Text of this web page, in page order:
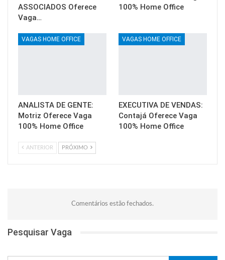
ASSOCIADOS Oferece
Vaga…
100% Home Office
VAGAS HOME OFFICE
ANALISTA DE GENTE:
Motriz Oferece Vaga
100% Home Office
VAGAS HOME OFFICE
EXECUTIVA DE VENDAS:
Contajá Oferece Vaga
100% Home Office
ANTERIOR PRÓXIMO
Comentários estão fechados.
Pesquisar Vaga